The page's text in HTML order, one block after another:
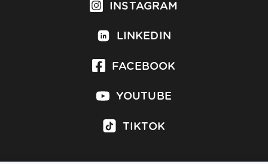
INSTAGRAM
LINKEDIN
FACEBOOK
YOUTUBE
TIKTOK